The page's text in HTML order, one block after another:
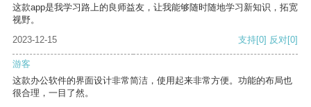
这款app是我学习路上的良师益友，让我能够随时随地学习新知识，拓宽
视野。
2023-12-15
支持[0] 反对[0]
游客
这款办公软件的界面设计非常简洁，使用起来非常方便。功能的布局也
很合理，一目了然。